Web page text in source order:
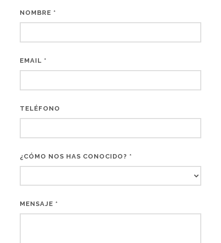
NOMBRE *
EMAIL *
TELÉFONO
¿CÓMO NOS HAS CONOCIDO? *
MENSAJE *